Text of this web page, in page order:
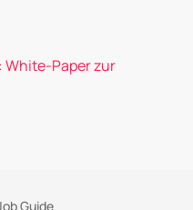
White-Paper zur
Guide